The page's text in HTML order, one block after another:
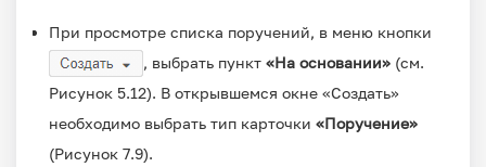
При просмотре списка поручений, в меню кнопки
, выбрать пункт«На основании» (см.
Рисунок 5.12). В открывшемся окне «Создать»
необходимо выбрать тип карточки«Поручение»
(Рисунок 7.9).